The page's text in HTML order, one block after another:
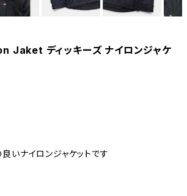
ディッキーズ ナイロンジャケ
いナイロンジャケットです